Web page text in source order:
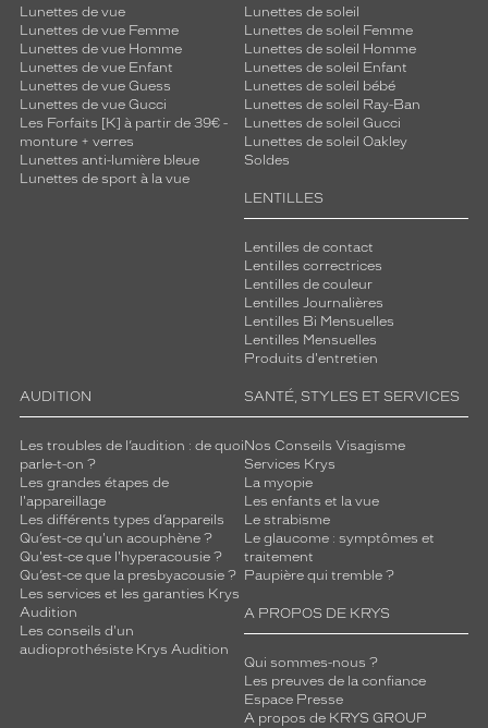
Lunettes de vue
Lunettes de vue Femme
Lunettes de vue Homme
Lunettes de vue Enfant
Lunettes de vue Guess
Lunettes de vue Gucci
Les Forfaits [K] à partir de 39€ -
monture + verres
Lunettes anti-lumière bleue
Lunettes de sport à la vue
Lunettes de soleil
Lunettes de soleil Femme
Lunettes de soleil Homme
Lunettes de soleil Enfant
Lunettes de soleil bébé
Lunettes de soleil Ray-Ban
Lunettes de soleil Gucci
Lunettes de soleil Oakley
Soldes
LENTILLES
Lentilles de contact
Lentilles correctrices
Lentilles de couleur
Lentilles Journalières
Lentilles Bi Mensuelles
Lentilles Mensuelles
Produits d'entretien
AUDITION
Les troubles de l’audition : de quoi
parle-t-on ?
Les grandes étapes de
l'appareillage
Les différents types d’appareils
Qu’est-ce qu'un acouphène ?
Qu'est-ce que l'hyperacousie ?
Qu’est-ce que la presbyacousie ?
Les services et les garanties Krys
Audition
Les conseils d'un
audioprothésiste Krys Audition
SANTÉ, STYLES ET SERVICES
Nos Conseils Visagisme
Services Krys
La myopie
Les enfants et la vue
Le strabisme
Le glaucome : symptômes et
traitement
Paupière qui tremble ?
A PROPOS DE KRYS
Qui sommes-nous ?
Les preuves de la confiance
Espace Presse
A propos de KRYS GROUP